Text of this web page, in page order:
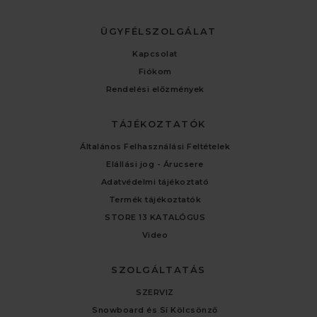
ÜGYFÉLSZOLGÁLAT
Kapcsolat
Fiókom
Rendelési előzmények
TÁJÉKOZTATÓK
Általános Felhasználási Feltételek
Elállási jog - Árucsere
Adatvédelmi tájékoztató
Termék tájékoztatók
STORE 13 KATALÓGUS
Video
SZOLGÁLTATÁS
SZERVIZ
Snowboard és Sí Kölcsönző